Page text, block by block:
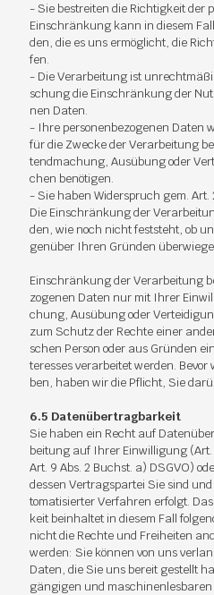
- Sie be­strei­ten die Rich­tig­keit der
Ein­schrän­kung kann in die­sem
den, die es uns er­mög­licht, die
fen.
- Die Ver­ar­bei­tung ist
schung die Ein­schrän­kung der
nen Da­ten.
- Ihre per­so­nen­be­zo­ge­nen Da­ten
für die Zwe­cke der Ver­ar­bei­tung
tend­ma­chung, Aus­übung oder
chen be­nö­ti­gen.
- Sie ha­ben Wi­der­spruch gem. Art.
Die Ein­schrän­kung der
den, wie noch nicht fest­steht, ob
gen­über Ih­ren Grün­den
Ein­schrän­kung der Ver­ar­bei­tung
zo­ge­nen Da­ten nur mit Ih­rer
chung, Aus­übung oder
zum Schutz der Rech­te ei­ner
schen Per­son oder aus Grün­den
ter­es­ses ver­ar­bei­tet wer­den.
ben, ha­ben wir die Pflicht, Sie
6.5 Da­ten­über­trag­bar­keit
Sie ha­ben ein Recht auf
bei­tung auf Ih­rer Ein­wil­li­gung (Art.
Art. 9 Abs. 2 Buchst. a) DS­GVO)
des­sen Ver­trags­par­tei Sie sind
to­ma­ti­sier­ter Ver­fah­ren er­folgt.
keit be­inhal­tet in die­sem Fall
nicht die Rech­te und Frei­hei­ten
wer­den: Sie kön­nen von uns
Da­ten, die Sie uns be­reit ge­stellt
gän­gi­gen und